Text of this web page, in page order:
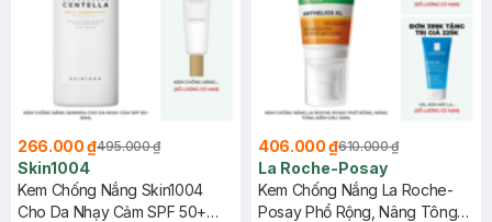
266.000 ₫495.000 ₫
Skin1004
Kem Chống Nắng Skin1004
Cho Da Nhạy Cảm SPF 50+
406.000 ₫610.000 ₫
La Roche-Posay
Kem Chống Nắng La Roche-
Posay Phổ Rộng, Nâng Tông